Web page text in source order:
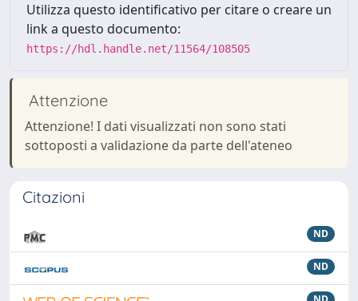
Utilizza questo identificativo per citare o creare un
link a questo documento:
https://hdl.handle.net/11564/108505
Attenzione
Attenzione! I dati visualizzati non sono stati
sottoposti a validazione da parte dell'ateneo
Citazioni
ND
ND